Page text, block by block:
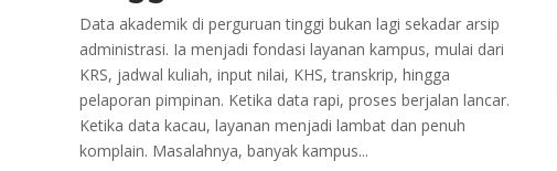
Data akademik di perguruan tinggi bukan lagi sekadar arsip
administrasi. Ia menjadi fondasi layanan kampus, mulai dari
KRS, jadwal kuliah, input nilai, KHS, transkrip, hingga
pelaporan pimpinan. Ketika data rapi, proses berjalan lancar.
Ketika data kacau, layanan menjadi lambat dan penuh
komplain. Masalahnya, banyak kampus...